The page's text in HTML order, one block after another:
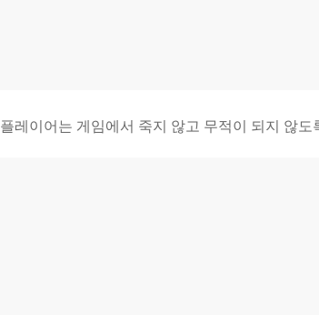
플레이어는 게임에서 죽지 않고 무적이 되지 않